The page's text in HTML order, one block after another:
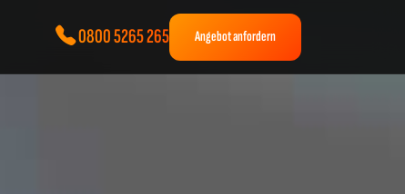
0800 5265 265 Angebot anfordern